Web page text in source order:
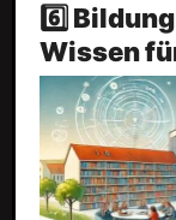
6️⃣
Wissen